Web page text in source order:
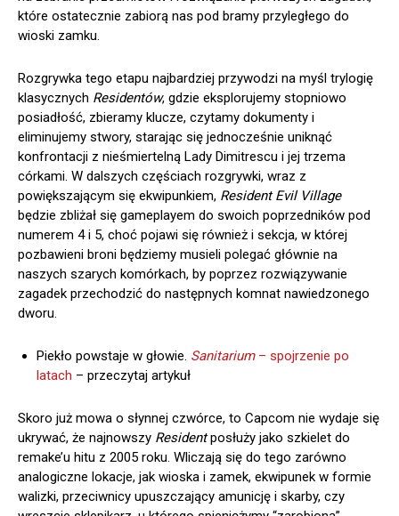
które ostatecznie zabiorą nas pod bramy przyległego do
wioski zamku.
Rozgrywka tego etapu najbardziej przywodzi na myśl trylogię
klasycznych Residentów, gdzie eksplorujemy stopniowo
posiadłość, zbieramy klucze, czytamy dokumenty i
eliminujemy stwory, starając się jednocześnie uniknąć
konfrontacji z nieśmiertelną Lady Dimitrescu i jej trzema
córkami. W dalszych częściach rozgrywki, wraz z
powiększającym się ekwipunkiem, Resident Evil Village
będzie zbliżał się gameplayem do swoich poprzedników pod
numerem 4 i 5, choć pojawi się również i sekcja, w której
pozbawieni broni będziemy musieli polegać głównie na
naszych szarych komórkach, by poprzez rozwiązywanie
zagadek przechodzić do następnych komnat nawiedzonego
dworu.
Piekło powstaje w głowie. Sanitarium– spojrzenie po
latach – przeczytaj artykuł
Skoro już mowa o słynnej czwórce, to Capcom nie wydaje się
ukrywać, że najnowszy Residentposłuży jako szkielet do
remake’u hitu z 2005 roku. Wliczają się do tego zarówno
analogiczne lokacje, jak wioska i zamek, ekwipunek w formie
walizki, przeciwnicy upuszczający amunicję i skarby, czy